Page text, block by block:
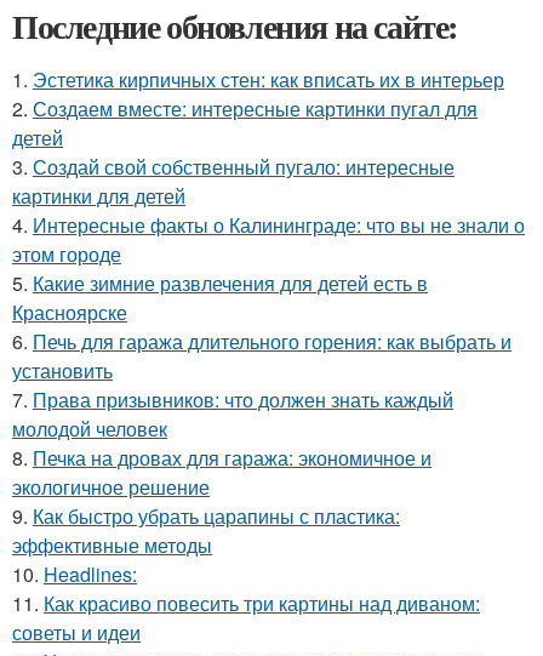
Последние обновления на сайте:
1. Эстетика кирпичных стен: как вписать их в интерьер
2. Создаем вместе: интересные картинки пугал для
детей
3. Создай свой собственный пугало: интересные
картинки для детей
4. Интересные факты о Калининграде: что вы не знали о
этом городе
5. Какие зимние развлечения для детей есть в
Красноярске
6. Печь для гаража длительного горения: как выбрать и
установить
7. Права призывников: что должен знать каждый
молодой человек
8. Печка на дровах для гаража: экономичное и
экологичное решение
9. Как быстро убрать царапины с пластика:
эффективные методы
10. Headlines:
11. Как красиво повесить три картины над диваном:
советы и идеи